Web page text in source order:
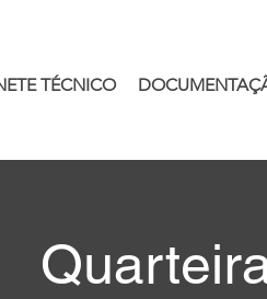
TÉCNICO